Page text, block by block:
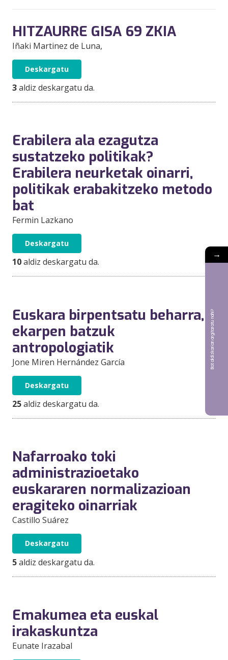
HITZAURRE GISA 69 ZKIA
Iñaki Martinez de Luna,
Deskargatu
3aldiz deskargatu da.
Erabilera ala ezagutza
sustatzeko politikak?
Erabilera neurketak oinarri,
politikak erabakitzeko metodo
bat
Fermin Lazkano
Deskargatu
10aldiz deskargatu da.
Euskara birpentsatu beharra,
ekarpen batzuk
antropologiatik
Jone Miren Hernández García
Deskargatu
25aldiz deskargatu da.
Nafarroako toki
administrazioetako
euskararen normalizazioan
eragiteko oinarriak
Castillo Suárez
Deskargatu
5aldiz deskargatu da.
Emakumea eta euskal
irakaskuntza
Eunate Irazabal
→
Bat aldizkarian argitaratu nahi?